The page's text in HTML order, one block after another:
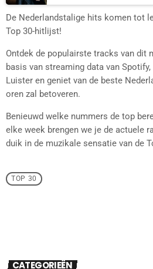
De Nederlandstalige hits komen tot
Top 30-hitlijst!
Ontdek de populairste tracks van dit
basis van streaming data van
Luister en geniet van de beste
oren zal betoveren.
Benieuwd welke nummers de top
elke week brengen we je de actuele
duik in de muzikale sensatie van de
TOP 30
CATEGORIEËN